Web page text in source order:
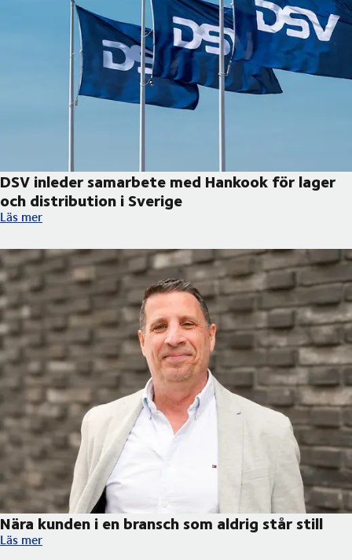
DSV inleder samarbete med Hankook för lager
och distribution i Sverige
DSV inleder samarbete med Hankook för lager och distribution
Läs mer
Nära kunden i en bransch som aldrig står still
Nära kunden i en bransch som aldrig står still
Läs mer